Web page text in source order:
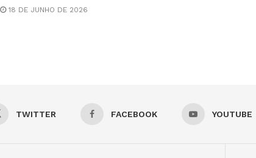
18 DE JUNHO DE 2026
TWITTER FACEBOOK YOUTUBE